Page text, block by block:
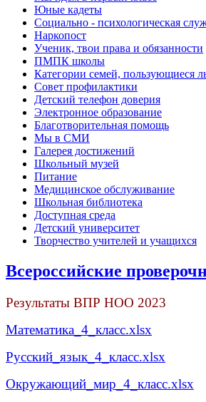
Юные кадеты
Социально - психологическая
Наркопост
Ученик, твои права и обязанности
ПМПК школы
Категории семей, пользующиеся
Совет профилактики
Детский телефон доверия
Электронное образование
Благотворительная помощь
Мы в СМИ
Галерея достижений
Школьный музей
Питание
Медицинское обслуживание
Школьная библиотека
Доступная среда
Детский университет
Творчество учителей и учащихся
Всероссийские
Результаты ВПР НОО 2023
Математика_4_класс.xlsx
Русский_язык_4_класс.xlsx
Окружающий_мир_4_класс.xlsx